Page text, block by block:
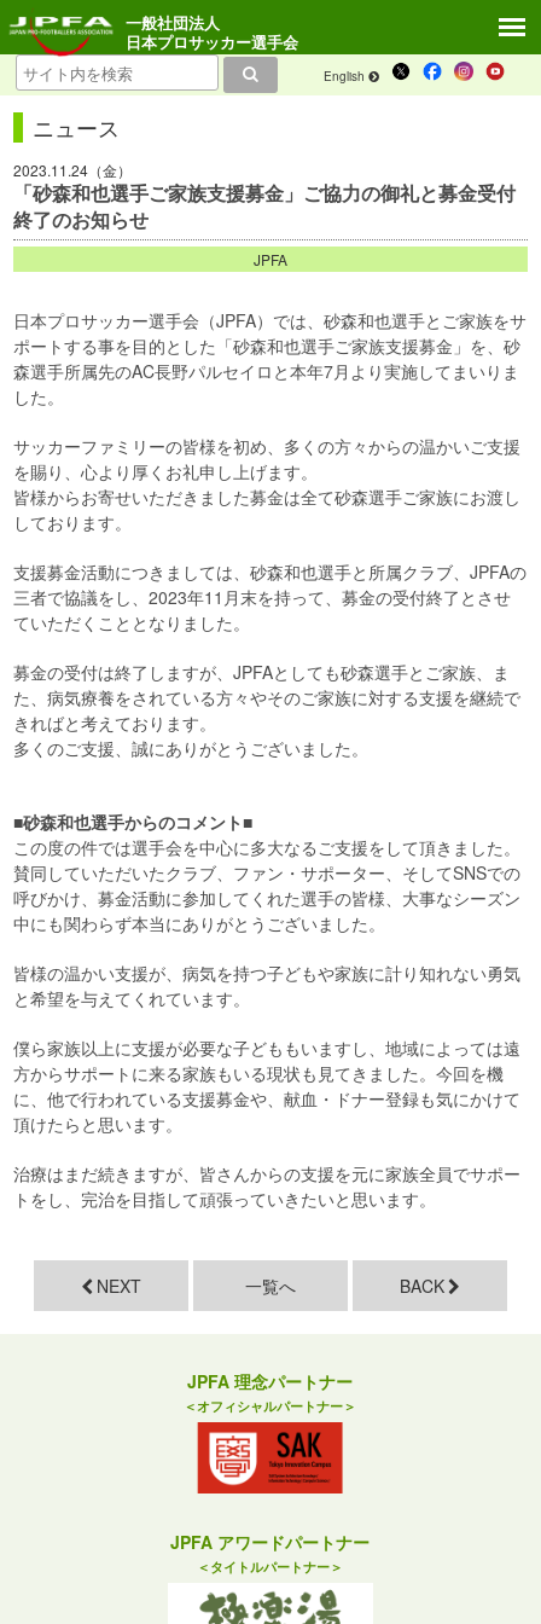
English
一般社団法人
日本プロサッカー選手会
ニュース
2023.11.24（金）
「砂森和也選手ご家族支援募金」ご協力の御礼と募金受付
終了のお知らせ
JPFA
日本プロサッカー選手会（JPFA）では、砂森和也選手とご家族をサ
ポートする事を目的とした「砂森和也選手ご家族支援募金」を、砂
森選手所属先のAC長野パルセイロと本年7月より実施してまいりま
した。
サッカーファミリーの皆様を初め、多くの方々からの温かいご支援
を賜り、心より厚くお礼申し上げます。
皆様からお寄せいただきました募金は全て砂森選手ご家族にお渡し
しております。
支援募金活動につきましては、砂森和也選手と所属クラブ、JPFAの
三者で協議をし、2023年11月末を持って、募金の受付終了とさせ
ていただくこととなりました。
募金の受付は終了しますが、JPFAとしても砂森選手とご家族、ま
た、病気療養をされている方々やそのご家族に対する支援を継続で
きればと考えております。
多くのご支援、誠にありがとうございました。
■砂森和也選手からのコメント■
この度の件では選手会を中心に多大なるご支援をして頂きました。
賛同していただいたクラブ、ファン・サポーター、そしてSNSでの
呼びかけ、募金活動に参加してくれた選手の皆様、大事なシーズン
中にも関わらず本当にありがとうございました。
皆様の温かい支援が、病気を持つ子どもや家族に計り知れない勇気
と希望を与えてくれています。
僕ら家族以上に支援が必要な子どももいますし、地域によっては遠
方からサポートに来る家族もいる現状も見てきました。今回を機
に、他で行われている支援募金や、献血・ドナー登録も気にかけて
頂けたらと思います。
治療はまだ続きますが、皆さんからの支援を元に家族全員でサポー
トをし、完治を目指して頑張っていきたいと思います。
NEXT 一覧へ BACK
JPFA 理念パートナー
＜オフィシャルパートナー＞
JPFA アワードパートナー
＜タイトルパートナー＞